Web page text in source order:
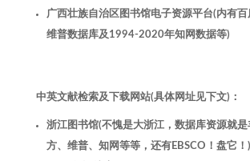
广西壮族自治区图书馆电子资源平台(内有百
维普数据库及1994-2020年知网数据等)
中英文献检索及下载网站(具体网址见下文)：
浙江图书馆(不愧是大浙江，数据库资源就
方、维普、知网等等，还有EBSCO！盘它！)